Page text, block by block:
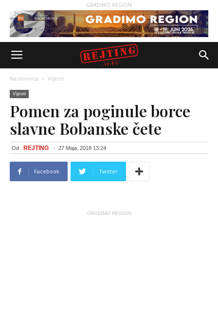
GRADIMO REGION
Naslovnica Vijesti
Vijesti
Pomen za poginule borce
slavne Bobanske čete
Od REJTING - 27 Maja, 2018 13:24
Facebook Twitter
GRADIMO REGION